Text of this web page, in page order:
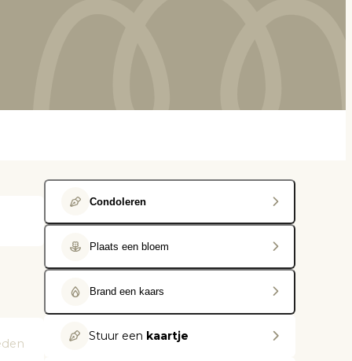
Condoleren
Plaats een bloem
Brand een kaars
Stuur een kaartje